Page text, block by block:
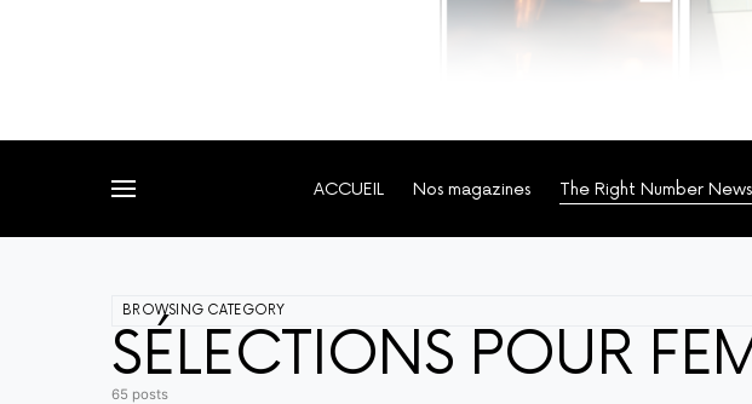
ACCUEIL Nos magazines The Right Number News
BROWSING CATEGORY
SÉLECTIONS POUR
65 posts